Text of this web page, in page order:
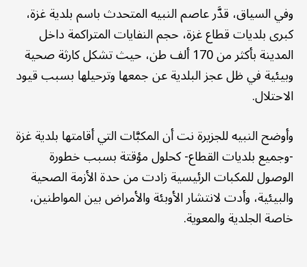
وفي السياق، قدَّر عاصم النبيه المتحدث باسم بلدية غزة،
كبرى بلديات قطاع غزة، حجم النفايات المتراكمة داخل
المدينة بأكثر من 170 ألف طن، حيث تشكل كارثة صحية
وبيئية في ظل عجز البلدية عن جمعها وترحيلها بسبب قيود
الاحتلال.
وأوضح النبيه للجزيرة نت أن المكبَّات التي أقامتها بلدية غزة
-وجميع بلديات القطاع- كحلول مؤقتة بسبب خطورة
الوصول للمكبات الرئيسية زادت من حدة الأزمة الصحية
والبيئية، وأدت لانتشار الأوبئة والأمراض بين المواطنين،
خاصة الجلدية والمعوية.